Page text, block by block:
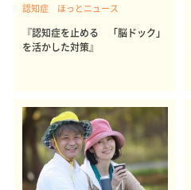
認知症 ほっとニュース
『認知症を止める 「脳ドック」
を活かした対策』